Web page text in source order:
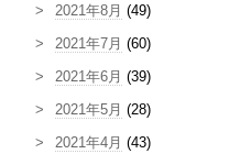
2021年8月 (49)
2021年7月 (60)
2021年6月 (39)
2021年5月 (28)
2021年4月 (43)